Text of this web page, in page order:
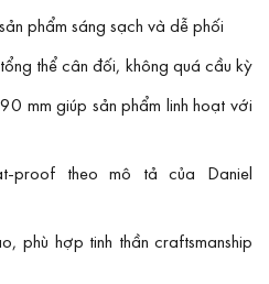
phẩm sáng sạch và dễ phối
thể cân đối, không quá cầu kỳ
mm giúp sản phẩm linh hoạt với
proof theo mô tả của Daniel
phù hợp tinh thần craftsmanship